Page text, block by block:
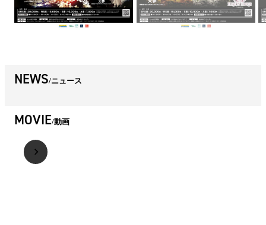
NEWS ニュース
MOVIE 動画